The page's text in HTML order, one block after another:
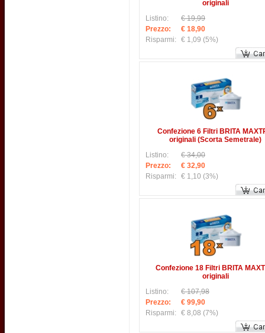
originali
Listino:
€ 19,99
Prezzo:
€ 18,90
Risparmi: € 1,09 (5%)
Confezione 6 Filtri BRITA
originali (Scorta Semetrale)
Listino:
€ 34,00
Prezzo:
€ 32,90
Risparmi: € 1,10 (3%)
Confezione 18 Filtri BRITA
originali
Listino:
€ 107,98
Prezzo:
€ 99,90
Risparmi: € 8,08 (7%)